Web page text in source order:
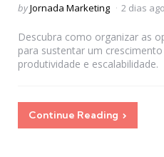
Posted
byJornada Marketing 2 dias ago
Descubra como organizar as
para sustentar um
produtividade e escalabilidade.
Continue Reading